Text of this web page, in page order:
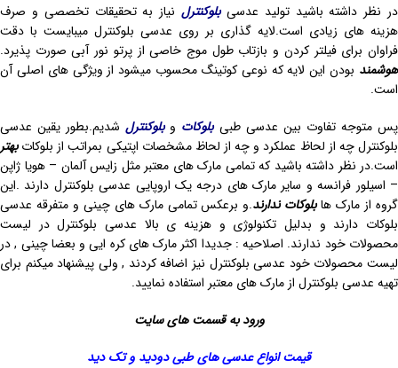
در نظر داشته باشید تولید عدسیبلوکنترل نیاز به تحقیقات تخصصی و صرف
هزینه های زیادی است.لایه گذاری بر روی عدسی بلوکنترل میبایست با دقت
فراوان برای فیلتر کردن و بازتاب طول موج خاصی از پرتو نور آبی صورت پذیرد.
هوشمند بودن این لایه که نوعی کوتینگ محسوب میشود از ویژگی های اصلی آن
است.
پس متوجه تفاوت بین عدسی طبیبلوکات وبلوکنترل شدیم.بطور یقین عدسی
بلوکنترل چه از لحاظ عملکرد و چه از لحاظ مشخصات اپتیکی بمراتب از بلوکاتبهتر
است.در نظر داشته باشید که تمامی مارک های معتبر مثل زایس آلمان – هویا ژاپن
– اسیلور فرانسه و سایر مارک های درجه یک اروپایی عدسی بلوکنترل دارند .این
گروه از مارک هابلوکات ندارند.و برعکس تمامی مارک های چینی و متفرقه عدسی
بلوکات دارند و بدلیل تکنولوژی و هزینه ی بالا عدسی بلوکنترل در لیست
محصولات خود ندارند. اصلاحیه : جدیدا اکثر مارک های کره ایی و بعضا چینی , در
لیست محصولات خود عدسی بلوکنترل نیز اضافه کردند , ولی پیشنهاد میکنم برای
تهیه عدسی بلوکنترل از مارک های معتبر استفاده نمایید.
ورود به قسمت های سایت
قیمت انواع عدسی های طبی دودید و تک دید